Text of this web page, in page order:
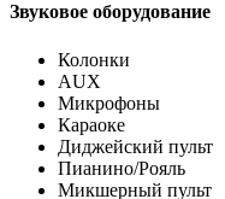
Звуковое оборудование
Колонки
AUX
Микрофоны
Караоке
Диджейский пульт
Пианино/Рояль
Микшерный пульт